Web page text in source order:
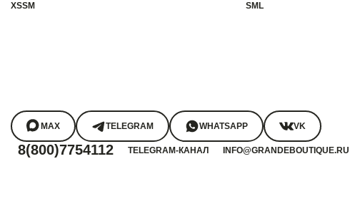
XSSM SM L
MAX TELEGRAM WHATSAPP VK
8(800)7754112 TELEGRAM-КАНАЛ INFO@GRANDEBOUTIQUE.RU